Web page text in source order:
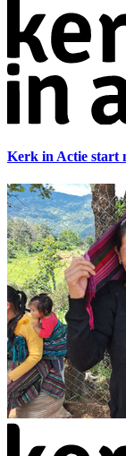
Kerk in Actie start